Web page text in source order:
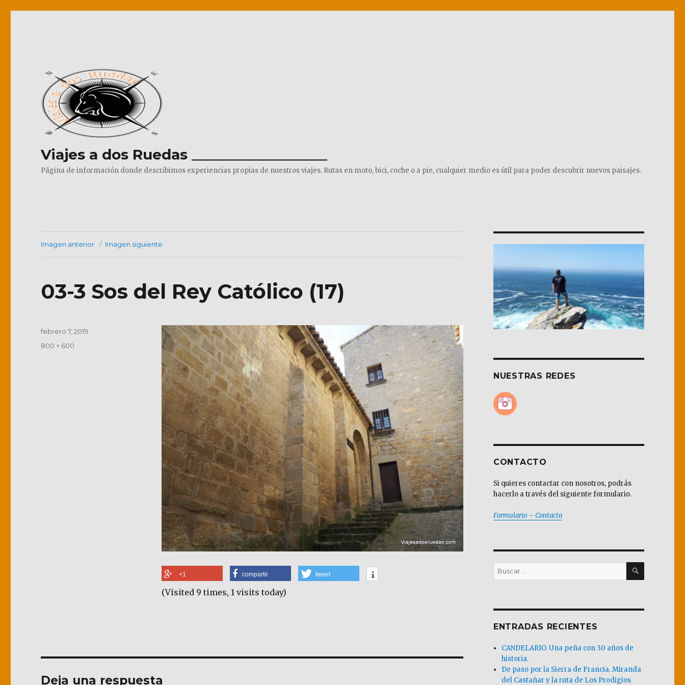
Viajes a dos Ruedas ___________________
Página de información donde describimos experiencias propias de nuestros viajes. Rutas en moto, bici, coche o a pie, cualquier medio es útil para poder descubrir nuevos paisajes.
Imagen anterior Imagen siguiente
03-3 Sos del Rey Católico (17)
+1 compartir tweet
(Visited 9 times, 1 visits today)
Publicado
febrero 7, 2019
Tamaño
800 × 600
Deja una respuesta
NUESTRAS REDES
CONTACTO
Si quieres contactar con nosotros, podrás
hacerlo a través del siguiente formulario.
Formulario – Contacto
Buscar
por:
BUSCAR
ENTRADAS RECIENTES
CANDELARIO. Una peña con 30 años de
historia.
De paso por la Sierra de Francia. Miranda
del Castañar y la ruta de Los Prodigios